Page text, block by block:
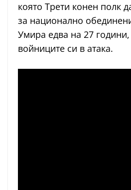
която Трети конен полк
за национално
Умира едва на 27
войниците си в атака.